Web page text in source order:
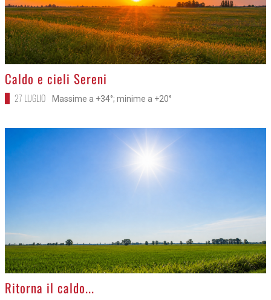
>
Caldo e cieli Sereni
27 LUGLIO Massime a +34°; minime a +20°
>
Ritorna il caldo...